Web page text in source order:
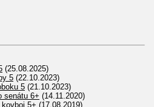
(25.08.2025)
5 (22.10.2023)
5 (21.10.2023)
senátu 6+ (14.11.2020)
5+ (17.08.2019)